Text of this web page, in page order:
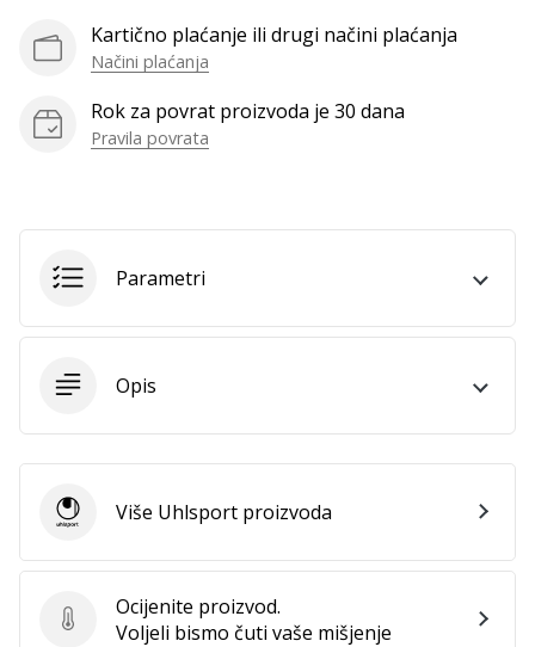
Pridruži
nam
kao
brend
Prikaži
članke
Kartično plaćanje ili drugi načini plaćanja
Načini plaćanja
Rok za povrat proizvoda je 30 dana
Pravila povrata
Parametri
Opis
Ocijenite proizvod.
Ocijenite proizvod.
Voljeli bismo čuti vaše mišjenje
UhlsportViše Uhlsport proizvoda